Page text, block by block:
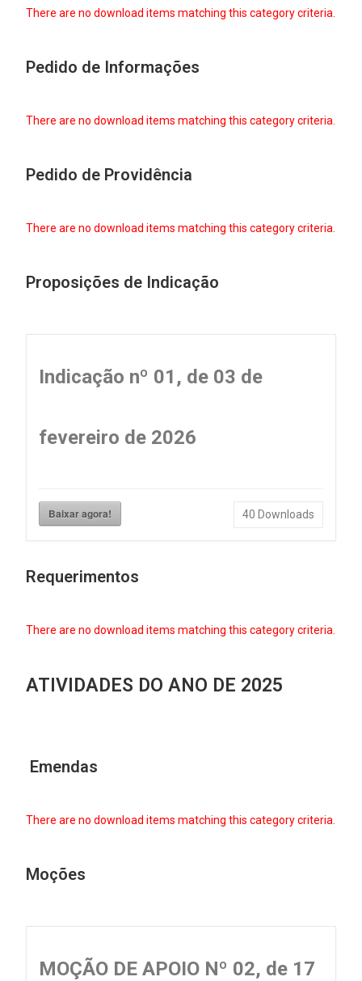
There are no download items matching this category criteria.
Pedido de Informações
There are no download items matching this category criteria.
Pedido de Providência
There are no download items matching this category criteria.
Proposições de Indicação
Indicação nº 01, de 03 de
fevereiro de 2026
Baixar agora! 40 Downloads
Requerimentos
There are no download items matching this category criteria.
ATIVIDADES DO ANO DE 2025
Emendas
There are no download items matching this category criteria.
Moções
MOÇÃO DE APOIO Nº 02, de 17